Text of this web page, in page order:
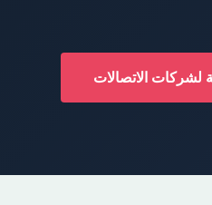
لشركات الاتصالات